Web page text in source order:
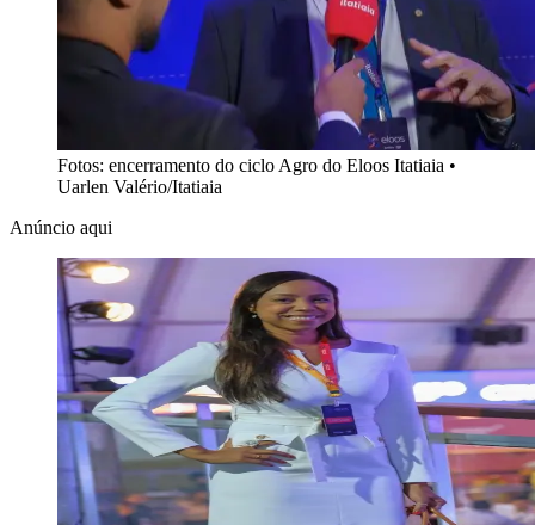
Fotos: encerramento do ciclo Agro do Eloos Itatiaia •
Uarlen Valério/Itatiaia
Anúncio aqui